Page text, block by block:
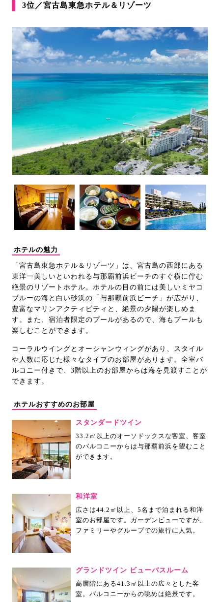
3位／宮古島東急ホテル＆リゾーツ
ホテルの魅力
「宮古島東急ホテル＆リゾーツ」は、宮古島の西部にある
東洋一美しいといわれる与那覇前浜ビーチのすぐ横に佇む
絶景のリゾートホテル。ホテルの目の前には美しいミヤコ
ブルーの海と白い砂浜の「与那覇前浜ビーチ」が広がり、
豊富なマリンアクティビティと、絶景の夕陽が楽しめま
す。また、宿泊者限定のプールがあるので、海もプールも
楽しむことができます。
コーラルウイングとオーシャンウィングがあり、スタイル
や人数に応じた様々なタイプのお部屋があります。全室バ
ルコニー付きで、3階以上のお部屋からは海を見渡すことが
できます。
ホテルおすすめのお部屋
スタンダードツイン
33.2㎡以上のオーソドックスな客室、客室
のバルコニーからは与那覇前浜を望むこと
ができます。
和洋室
広さは44.2㎡以上、5名まで泊まれる和洋
室のお部屋です。ガーデンビューですが、
ファミリーやグループでの旅行に人気。
グランドツイン ビューバスルーム
高層階にある41.3㎡以上の広々とした客
室。バルコニーからの眺めは絶景です。